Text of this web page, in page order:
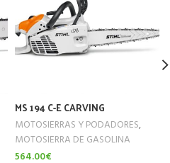
MS 194 C-E CARVING
MOTOSIERRAS Y PODADORES,
MOTOSIERRA DE GASOLINA
564.00€